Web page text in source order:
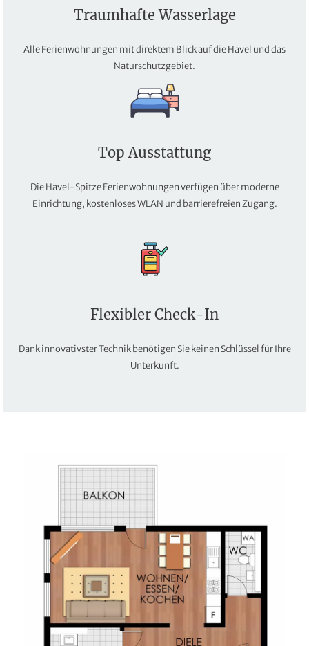
Traumhafte Wasserlage
Alle Ferienwohnungen mit direktem Blick auf die Havel und das
Naturschutzgebiet.
Top Ausstattung
Die Havel-Spitze Ferienwohnungen verfügen über moderne
Einrichtung, kostenloses WLAN und barrierefreien Zugang.
Flexibler Check-In
Dank innovativster Technik benötigen Sie keinen Schlüssel für Ihre
Unterkunft.